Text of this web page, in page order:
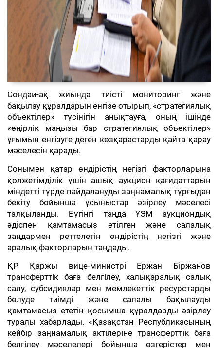
Сондай-ақ жиында тиісті мониторинг және
бақылау құралдарын енгізе отырып, «стратегиялық
объектілер» түсінігін анықтауға, оның ішінде
«өңірлік маңызы бар стратегиялық объектілер»
ұғымын енгізуге деген көзқарастарды қайта қарау
мәселесін қарады.
Сонымен қатар өндірістің негізгі факторларына
қолжетімділік үшін ашық аукцион қағидаттарын
міндетті түрде пайдалануды заңнамалық тұрғыдан
бекіту бойынша ұсыныстар әзірлеу мәселесі
талқыланды. Бүгінгі таңда ҰЭМ аукциондық
әдіспен қамтамасыз етілген және салалық
заңдармен реттелетін өндірістің негізгі және
аралық факторларын таңдады.
ҚР Қаржы вице-министрі Ержан Біржанов
трансферттік баға белгілеу, халықаралық салық
салу, субсидиялар мен мемлекеттік ресурстарды
бөлуде тиімді және сапалы бақылауды
қамтамасыз ететін қосымша құралдарды әзірлеу
туралы хабарлады. «Қазақстан Республикасының
кейбір заңнамалық актілеріне трансферттік баға
белгілеу мәселелері бойынша өзгерістер мен